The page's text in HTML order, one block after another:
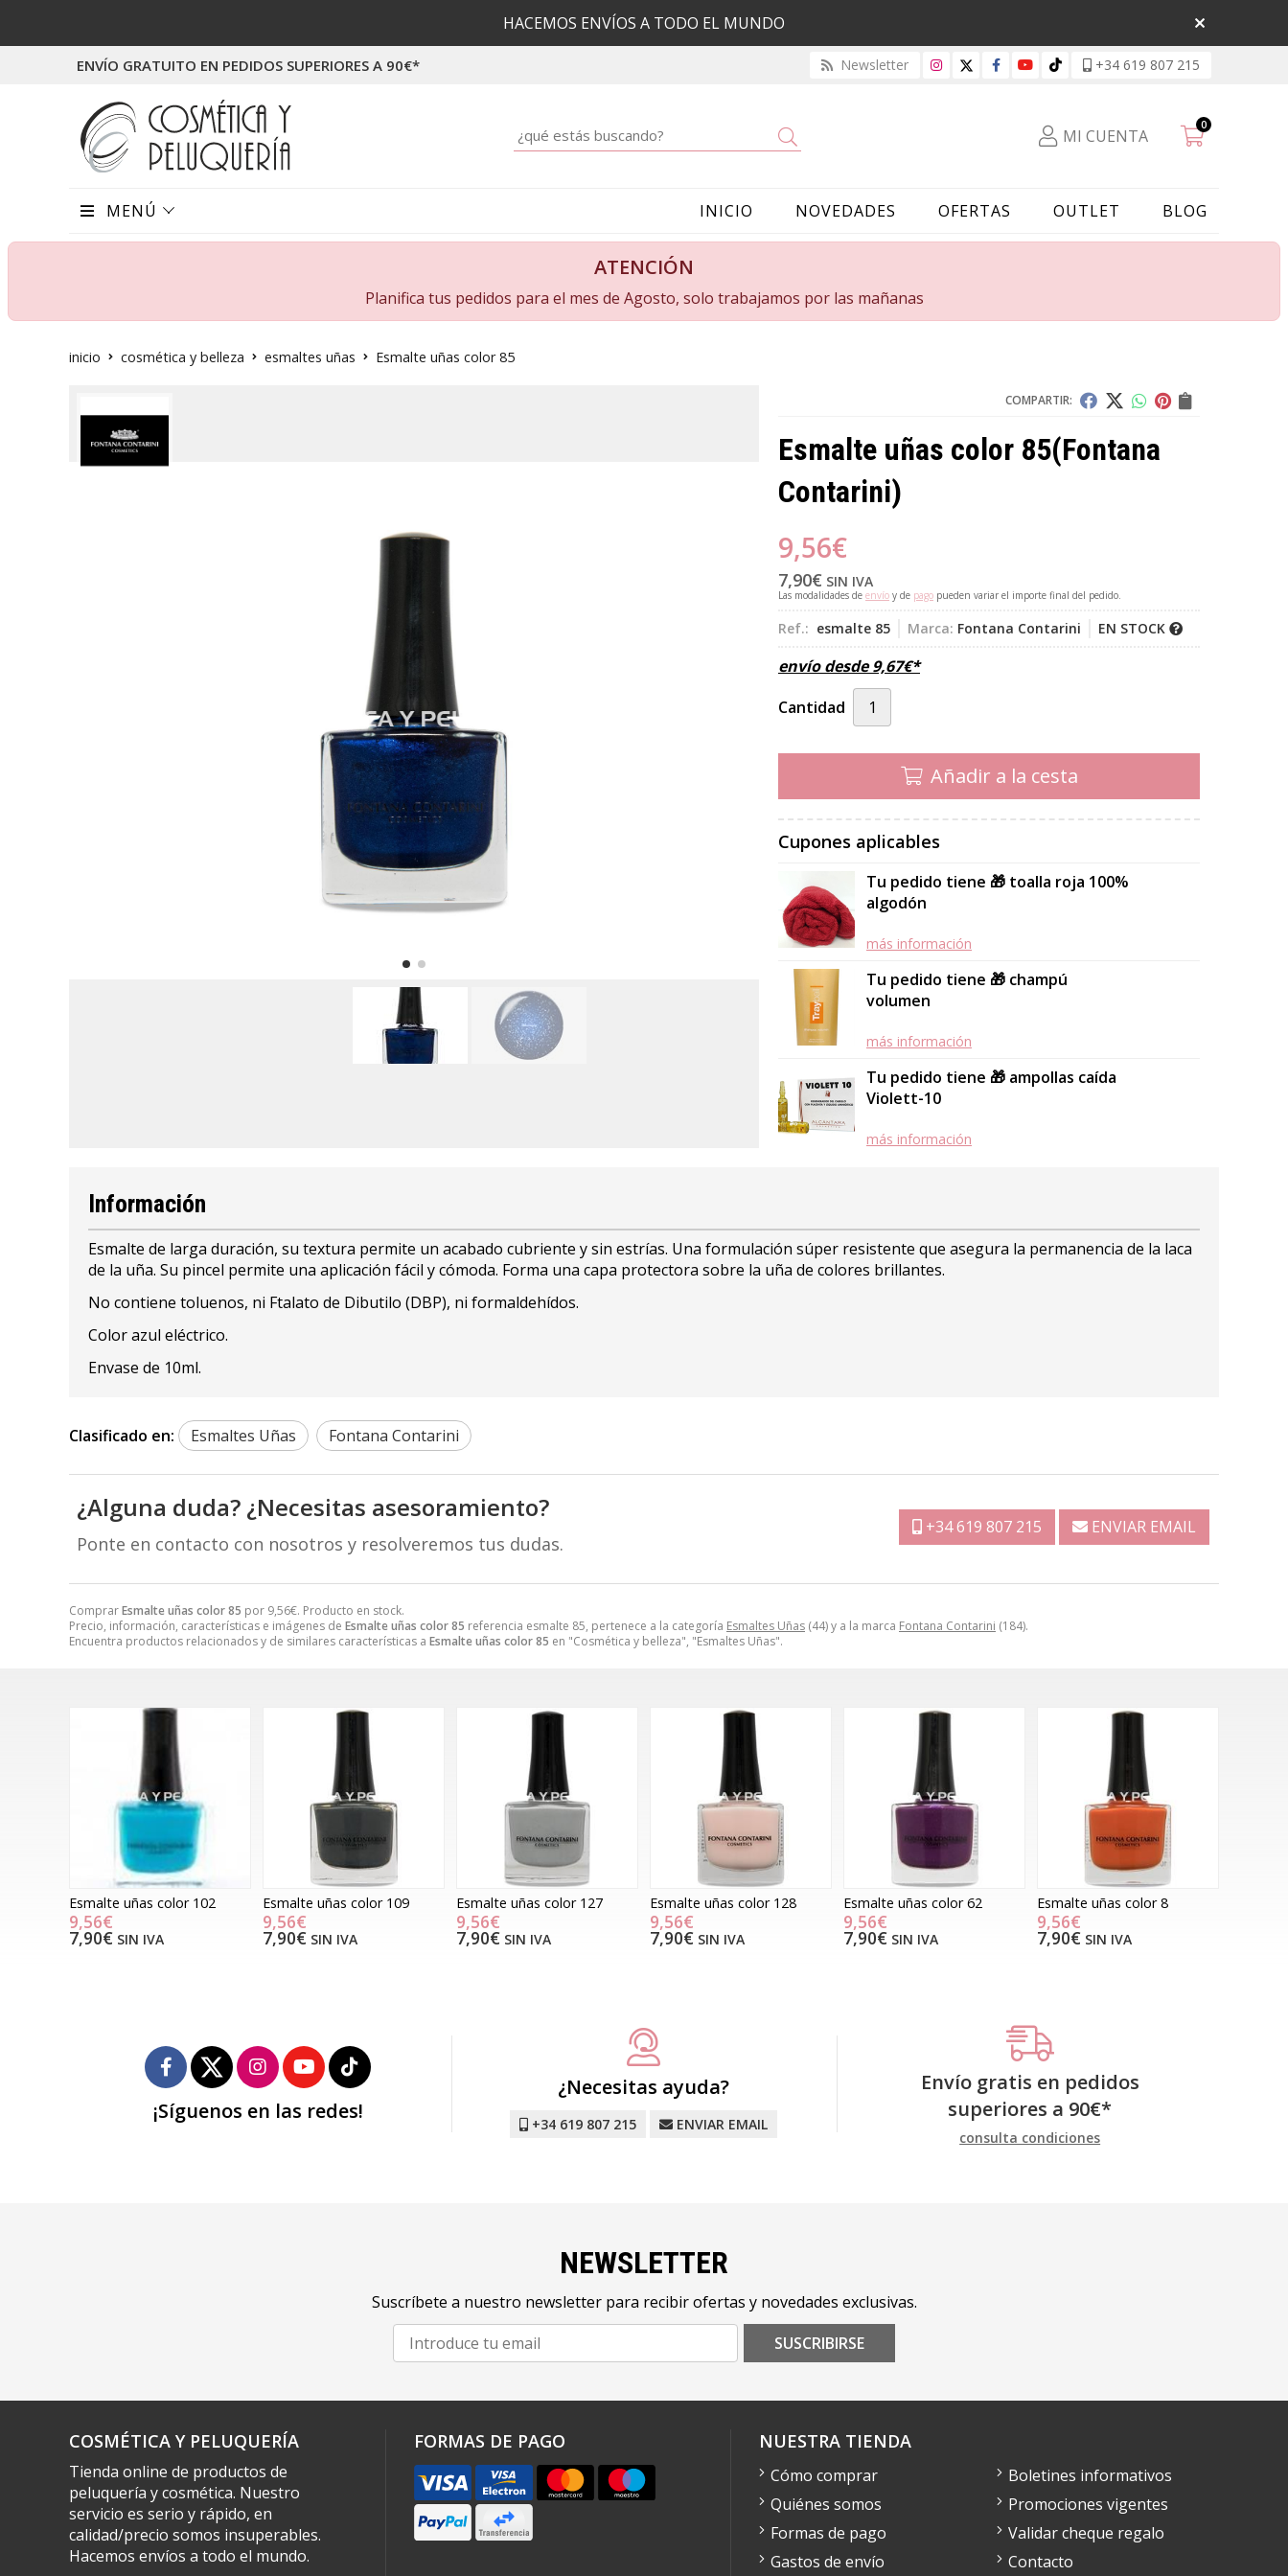
HACEMOS ENVÍOS A TODO EL MUNDO
ENVÍO GRATUITO EN PEDIDOS SUPERIORES A 90€* Newsletter +34 619 807 215
MI CUENTA
0
MENÚ INICIO NOVEDADES OFERTAS OUTLET BLOG
ATENCIÓN
Planifica tus pedidos para el mes de Agosto, solo trabajamos por las mañanas
inicio cosmética y belleza esmaltes uñas Esmalte uñas color 85
COMPARTIR:
Esmalte uñas color 85(Fontana
Contarini)
9,56€
7,90€ SIN IVA
Las modalidades de envío y de pago pueden variar el importe final del pedido.
Ref.: esmalte 85 Marca: Fontana Contarini EN STOCK
envío desde9,67€*
Cantidad
Añadir a la cesta
Cupones aplicables
Tu pedido tiene 🎁 toalla roja 100%
algodón
más información
Tu pedido tiene 🎁 champú
volumen
más información
Tu pedido tiene 🎁 ampollas caída
Violett-10
más información
ComprarEsmalte uñas color 85 por 9,56€. Producto en stock.
Precio, información, características e imágenes de Esmalte uñas color 85 referencia esmalte 85, pertenece a la categoría Esmaltes Uñas (44) y a la marca Fontana Contarini (184).
Encuentra productos relacionados y de similares características a Esmalte uñas color 85 en "Cosmética y belleza", "Esmaltes Uñas".
Información
Esmalte de larga duración, su textura permite un acabado cubriente y sin estrías. Una formulación súper resistente que asegura la permanencia de la laca
de la uña. Su pincel permite una aplicación fácil y cómoda. Forma una capa protectora sobre la uña de colores brillantes.
No contiene toluenos, ni Ftalato de Dibutilo (DBP), ni formaldehídos.
Color azul eléctrico.
Envase de 10ml.
Clasificado en: Esmaltes Uñas Fontana Contarini
¿Alguna duda? ¿Necesitas asesoramiento?
Ponte en contacto con nosotros y resolveremos tus dudas.
+34 619 807 215 ENVIAR EMAIL
Esmalte uñas color 102
9,56€
7,90€ SIN IVA
Esmalte uñas color 109
9,56€
7,90€ SIN IVA
Esmalte uñas color 127
9,56€
7,90€ SIN IVA
Esmalte uñas color 128
9,56€
7,90€ SIN IVA
Esmalte uñas color 62
9,56€
7,90€ SIN IVA
Esmalte uñas color 8
9,56€
7,90€ SIN IVA
¡Síguenos en las redes!
¿Necesitas ayuda?
+34 619 807 215 ENVIAR EMAIL
Envío gratis en pedidos
superiores a 90€*
consulta condiciones
NEWSLETTER
Suscríbete a nuestro newsletter para recibir ofertas y novedades exclusivas.
SUSCRIBIRSE
COSMÉTICA Y PELUQUERÍA
Tienda online de productos de
peluquería y cosmética. Nuestro
servicio es serio y rápido, en
calidad/precio somos insuperables.
Hacemos envíos a todo el mundo.
FORMAS DE PAGO NUESTRA TIENDA
Cómo comprar
Quiénes somos
Formas de pago
Gastos de envío
Boletines informativos
Promociones vigentes
Validar cheque regalo
Contacto